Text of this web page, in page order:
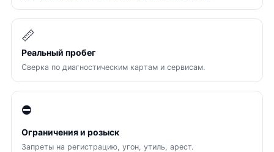
📏
Реальный пробег
Сверка по диагностическим картам и сервисам.
⛔
Ограничения и розыск
Запреты на регистрацию, угон, утиль, арест.